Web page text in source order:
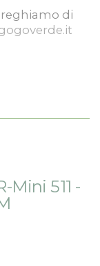
di
Mini 511 -